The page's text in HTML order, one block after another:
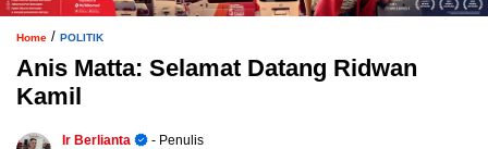
Home / POLITIK
Anis Matta: Selamat Datang Ridwan
Kamil
Ir Berlianta
- Penulis